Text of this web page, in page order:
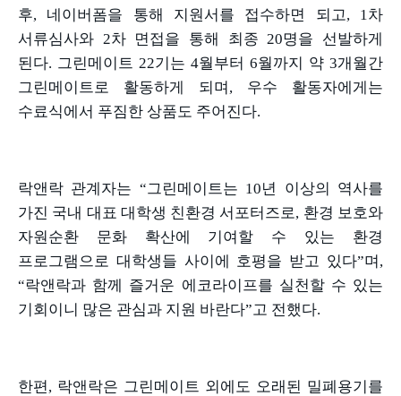
후, 네이버폼을 통해 지원서를 접수하면 되고, 1차
서류심사와 2차 면접을 통해 최종 20명을 선발하게
된다. 그린메이트 22기는 4월부터 6월까지 약 3개월간
그린메이트로 활동하게 되며 , 우수 활동자에게는
수료식에서 푸짐한 상품도 주어진다.
락앤락 관계자는 “그린메이트는 10년 이상의 역사를
가진 국내 대표 대학생 친환경 서포터즈로, 환경 보호와
자원순환 문화 확산에 기여할 수 있는 환경
프로그램으로 대학생들 사이에 호평을 받고 있다”며 ,
“락앤락과 함께 즐거운 에코라이프를 실천할 수 있는
기회이니 많은 관심과 지원 바란다”고 전했다.
한편, 락앤락은 그린메이트 외에도 오래된 밀폐용기를